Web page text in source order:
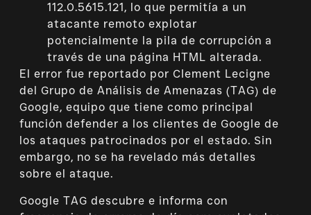
112.0.5615.121, lo que permitía a un
atacante remoto explotar
potencialmente la pila de corrupción a
través de una página HTML alterada.
El error fue reportado por Clement Lecigne
del Grupo de Análisis de Amenazas (TAG) de
Google, equipo que tiene como principal
función defender a los clientes de Google de
los ataques patrocinados por el estado. Sin
embargo, no se ha revelado más detalles
sobre el ataque.
Google TAG descubre e informa con